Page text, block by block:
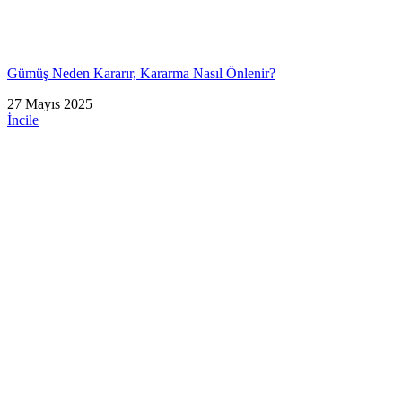
Gümüş Neden Kararır, Kararma Nasıl Önlenir?
27 Mayıs 2025
İncile